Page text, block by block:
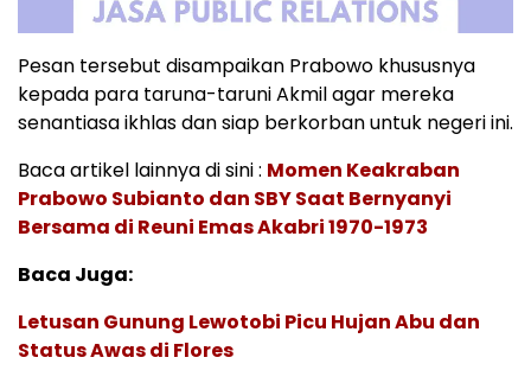
Pesan tersebut disampaikan Prabowo khususnya
kepada para taruna-taruni Akmil agar mereka
senantiasa ikhlas dan siap berkorban untuk negeri ini.
Baca artikel lainnya di sini : Momen Keakraban
Prabowo Subianto dan SBY Saat Bernyanyi
Bersama di Reuni Emas Akabri 1970-1973
Baca Juga:
Letusan Gunung Lewotobi Picu Hujan Abu dan
Status Awas di Flores